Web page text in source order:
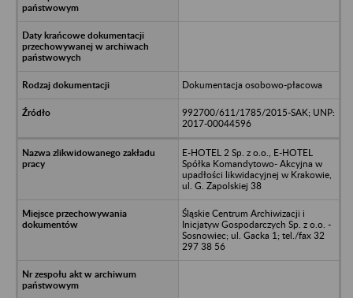
Dokumentacja osobowo-płacowa
992700/611/1785/2015-SAK; UNP:
2017-00044596
E-HOTEL 2 Sp. z o.o., E-HOTEL
Spółka Komandytowo- Akcyjna w
upadłości likwidacyjnej w Krakowie,
ul. G. Zapolskiej 38
Śląskie Centrum Archiwizacji i
Inicjatyw Gospodarczych Sp. z o.o. -
Sosnowiec; ul. Gacka 1; tel./fax 32
297 38 56